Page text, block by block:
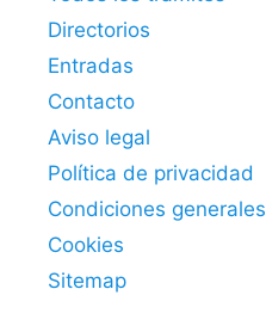
Directorios
Entradas
Contacto
Aviso legal
Política de privacidad
Condiciones generales
Cookies
Sitemap